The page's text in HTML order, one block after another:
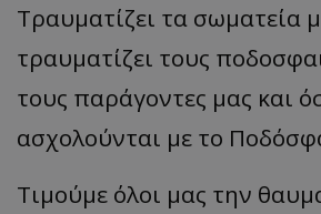
Τραυματίζει τα σωματεία
τραυματίζει τους
τους παράγοντες μας και
ασχολούνται με το
Τιμούμε όλοι μας την